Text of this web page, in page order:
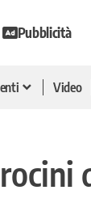
Pubblicità
Video